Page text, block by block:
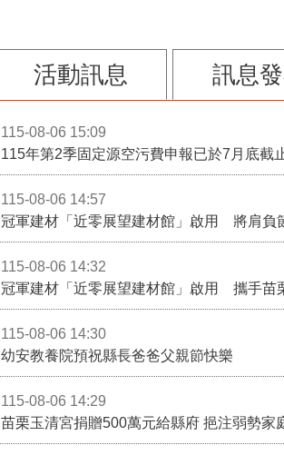
活動訊息 訊息
115-08-06 15:09
115-08-06 14:57
冠軍建材「近零展望建材館」啟用 將肩負
115-08-06 14:32
冠軍建材「近零展望建材館」啟用 攜手苗
115-08-06 14:30
幼安教養院預祝縣長爸爸父親節快樂
115-08-06 14:29
苗栗玉清宮捐贈500萬元給縣府 挹注弱勢家